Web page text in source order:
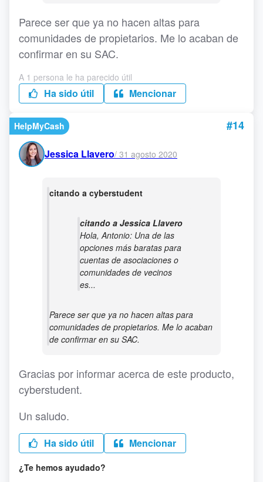
Parece ser que ya no hacen altas para
comunidades de propietarios. Me lo acaban de
confirmar en su SAC.
A 1 persona le ha parecido útil
Ha sido útil Mencionar
HelpMyCash #14
Jessica Llavero/ 31 agosto 2020
citando a cyberstudent
citando a Jessica Llavero
Hola, Antonio: Una de las
opciones más baratas para
cuentas de asociaciones o
comunidades de vecinos
es...
Parece ser que ya no hacen altas para
comunidades de propietarios. Me lo acaban
de confirmar en su SAC.
Gracias por informar acerca de este producto,
cyberstudent.
Un saludo.
Ha sido útil Mencionar
¿Te hemos ayudado?